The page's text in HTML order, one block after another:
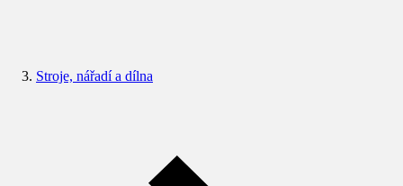
Stroje, nářadí a dílna